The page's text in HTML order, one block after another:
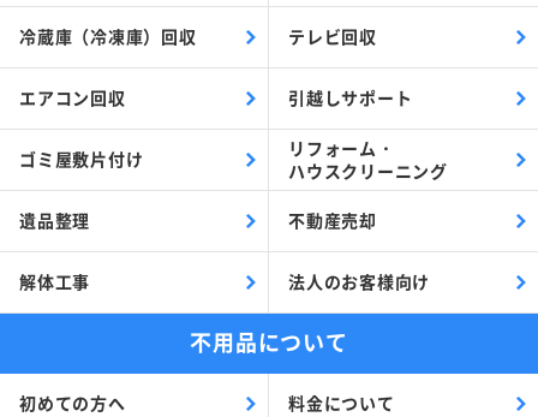
冷蔵庫（冷凍庫）回収 テレビ回収
エアコン回収 引越しサポート
ゴミ屋敷片付け
リフォーム・
ハウスクリーニング
遺品整理 不動産売却
解体工事 法人のお客様向け
不用品について
初めての方へ 料金について